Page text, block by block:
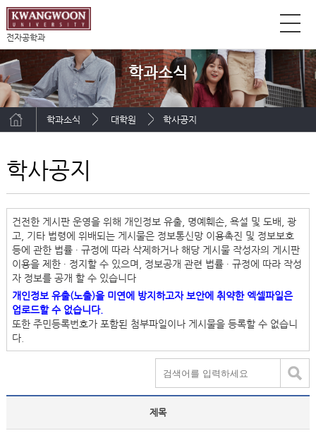
전자공학과
학과소식
학과소식 대학원 학사공지
학사공지
건전한 게시판 운영을 위해 개인정보 유출, 명예훼손, 욕설 및 도배, 광
고, 기타 법령에 위배되는 게시물은 정보통신망 이용촉진 및 정보보호
등에 관한 법률 ∙ 규정에 따라 삭제하거나 해당 게시물 작성자의 게시판
이용을 제한 ∙ 정지할 수 있으며, 정보공개 관련 법률 ∙ 규정에 따라 작성
자 정보를 공개 할 수 있습니다
개인정보 유출(노출)을 미연에 방지하고자 보안에 취약한 엑셀파일은
업로드할 수 없습니다.
또한 주민등록번호가 포함된 첨부파일이나 게시물을 등록할 수 없습니
다.
제목